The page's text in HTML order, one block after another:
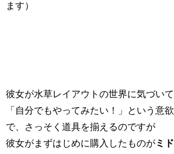
ます）
彼女が水草レイアウトの世界に気づいて
「自分でもやってみたい！」という意欲
で、さっそく道具を揃えるのですが
彼女がまずはじめに購入したものがミド